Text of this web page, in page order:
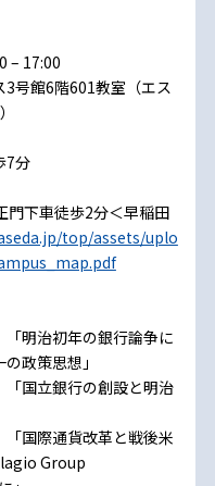
– 17:00
号館6階601教室（エス
7分
門下車徒歩2分＜早稲田
top/assets/uplo
明治初年の銀行論争に
政策思想」
国立銀行の創設と明治
国際通貨改革と戦後米
Group